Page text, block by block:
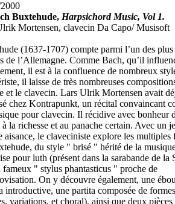
Buxtehude, Harpsichord Music, Vol 1.
Mortensen, clavecin Da Capo/ Musisoft
(1637-1707) compte parmi l’un des plus
de l’Allemagne. Comme Bach, qu’il
il est à la confluence de nombreux
il laisse de très nombreuses
et le clavecin. Lars Ulrik Mortensen avait
chez Kontrapunkt, un récital convaincant
pour clavecin. Il récidive avec bonheur
à la richesse et au panache certain. Avec un
aisance, le claveciniste explore les multiples
du style " brisé " hérité de la
pour luth (présent dans la sarabande de la
fameux " stylus phantasticus " proche de
On y découvre également, une
introductive, une partita composée de
variations, et choral), ainsi que deux pièces